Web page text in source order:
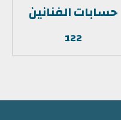
حسابات الفنانين
122